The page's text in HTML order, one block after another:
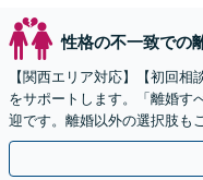
性格の不一致での
【関西エリア対応】【初回
をサポートします。「離婚す
迎です。離婚以外の選択肢も